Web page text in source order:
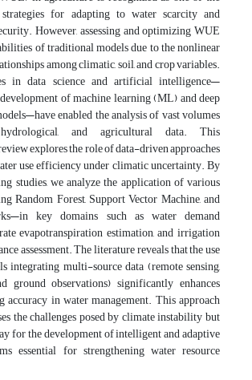
for adapting to water scarcity and
However, assessing and optimizing WUE
of traditional models due to the nonlinear
among climatic, soil, and crop variables.
in data science and artificial intelligence—
of machine learning (ML) and deep
enabled the analysis of vast volumes
and agricultural data. This
explores the role of data-driven approaches
use efficiency under climatic uncertainty. By
studies, we analyze the application of various
Random Forest, Support Vector Machine, and
key domains such as water demand
evapotranspiration estimation, and irrigation
assessment. The literature reveals that the use
integrating multi-source data (remote sensing,
ground observations) significantly enhances
accuracy in water management. This approach
the challenges posed by climate instability but
for the development of intelligent and adaptive
essential for strengthening water resource